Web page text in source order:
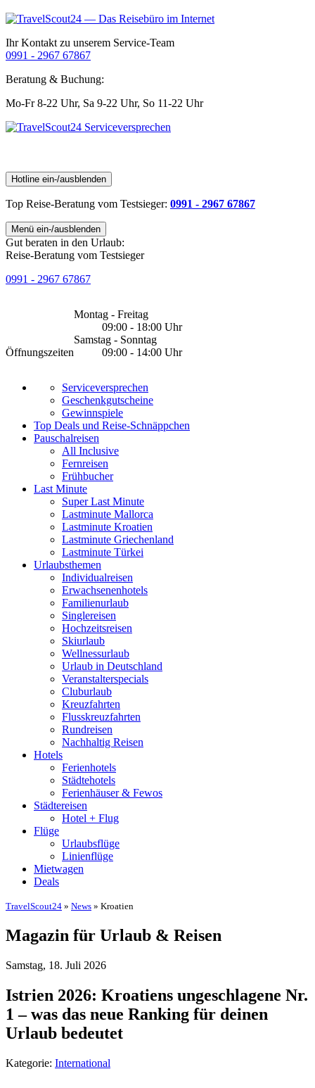
Ihr Kontakt zu unserem Service-Team
0991 - 2967 67867
Beratung & Buchung:
Mo-Fr 8-22 Uhr, Sa 9-22 Uhr, So 11-22 Uhr
Hotline ein-/ausblenden
Top Reise-Beratung vom Testsieger: 0991 - 2967 67867
Menü ein-/ausblenden
Gut beraten in den Urlaub:
Reise-Beratung vom Testsieger
0991 - 2967 67867
Öffnungszeiten
Montag - Freitag
09:00 - 18:00 Uhr
Samstag - Sonntag
09:00 - 14:00 Uhr
Serviceversprechen
Geschenkgutscheine
Gewinnspiele
Top Deals und Reise-Schnäppchen
Pauschalreisen
All Inclusive
Fernreisen
Frühbucher
Last Minute
Super Last Minute
Lastminute Mallorca
Lastminute Kroatien
Lastminute Griechenland
Lastminute Türkei
Urlaubsthemen
Individualreisen
Erwachsenenhotels
Familienurlaub
Singlereisen
Hochzeitsreisen
Skiurlaub
Wellnessurlaub
Urlaub in Deutschland
Veranstalterspecials
Cluburlaub
Kreuzfahrten
Flusskreuzfahrten
Rundreisen
Nachhaltig Reisen
Hotels
Ferienhotels
Städtehotels
Ferienhäuser & Fewos
Städtereisen
Hotel + Flug
Flüge
Urlaubsflüge
Linienflüge
Mietwagen
Deals
TravelScout24 » News » Kroatien
Magazin für Urlaub & Reisen
Samstag, 18. Juli 2026
Istrien 2026: Kroatiens ungeschlagene Nr.
1 – was das neue Ranking für deinen
Urlaub bedeutet
Kategorie: International